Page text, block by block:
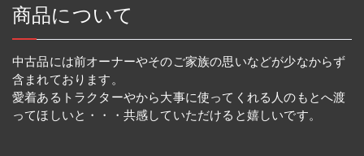
商品について
中古品には前オーナーやそのご家族の思いなどが少なからず
含まれております。
愛着あるトラクターやから大事に使ってくれる人のもとへ渡
ってほしいと・・・共感していただけると嬉しいです。